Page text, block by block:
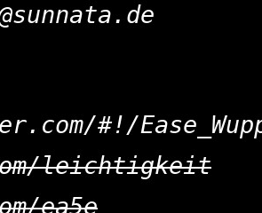
#!/
leichtigkeit
ea5e